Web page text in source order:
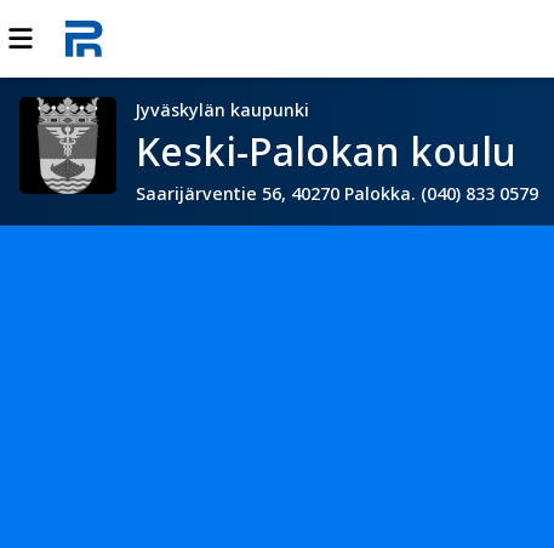
Jyväskylän kaupunki
Keski-Palokan koulu
Saarijärventie 56, 40270 Palokka. (040) 833 0579